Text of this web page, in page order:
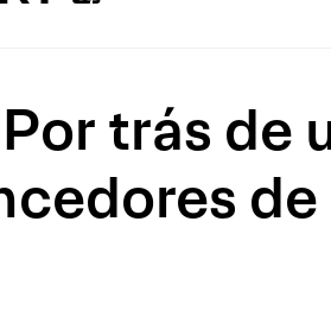
Por trás de